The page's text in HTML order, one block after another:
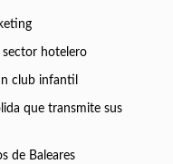
sector hotelero
club infantil
que transmite sus
de Baleares